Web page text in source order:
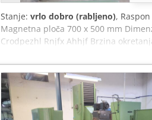
Stanje: vrlo dobro (rabljeno),
Magnetna ploča 700 x 500 mm
Crodpezhl Rnjfx Ahhjf Brzina